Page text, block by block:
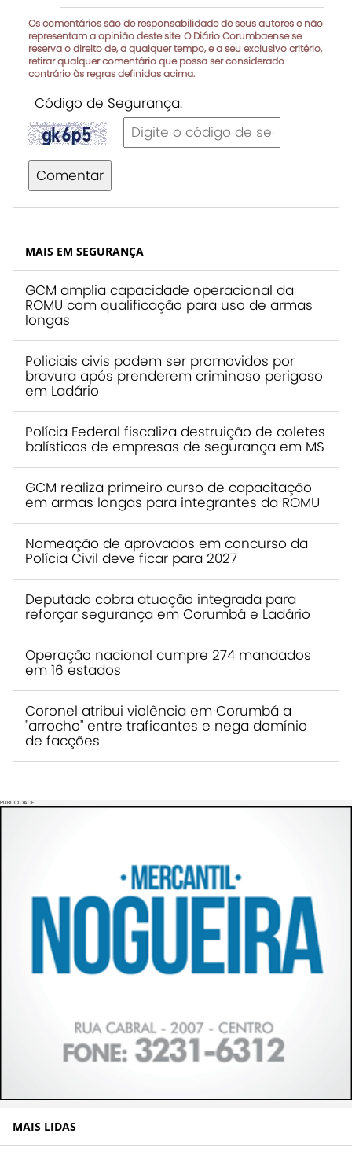
Os comentários são de responsabilidade de seus autores e não
representam a opinião deste site. O Diário Corumbaense se
reserva o direito de, a qualquer tempo, e a seu exclusivo critério,
retirar qualquer comentário que possa ser considerado
contrário às regras definidas acima.
Código de Segurança:
Comentar
MAIS EM SEGURANÇA
GCM amplia capacidade operacional da
ROMU com qualificação para uso de armas
longas
Policiais civis podem ser promovidos por
bravura após prenderem criminoso perigoso
em Ladário
Polícia Federal fiscaliza destruição de coletes
balísticos de empresas de segurança em MS
GCM realiza primeiro curso de capacitação
em armas longas para integrantes da ROMU
Nomeação de aprovados em concurso da
Polícia Civil deve ficar para 2027
Deputado cobra atuação integrada para
reforçar segurança em Corumbá e Ladário
Operação nacional cumpre 274 mandados
em 16 estados
Coronel atribui violência em Corumbá a
"arrocho" entre traficantes e nega domínio
de facções
PUBLICIDADE
MAIS LIDAS